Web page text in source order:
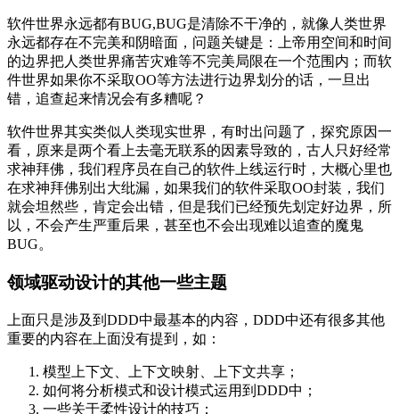
软件世界永远都有BUG,BUG是清除不干净的，就像人类世界
永远都存在不完美和阴暗面，问题关键是：上帝用空间和时间
的边界把人类世界痛苦灾难等不完美局限在一个范围内；而软
件世界如果你不采取OO等方法进行边界划分的话，一旦出
错，追查起来情况会有多糟呢？
软件世界其实类似人类现实世界，有时出问题了，探究原因一
看，原来是两个看上去毫无联系的因素导致的，古人只好经常
求神拜佛，我们程序员在自己的软件上线运行时，大概心里也
在求神拜佛别出大纰漏，如果我们的软件采取OO封装，我们
就会坦然些，肯定会出错，但是我们已经预先划定好边界，所
以，不会产生严重后果，甚至也不会出现难以追查的魔鬼
BUG。
领域驱动设计的其他一些主题
上面只是涉及到DDD中最基本的内容，DDD中还有很多其他
重要的内容在上面没有提到，如：
模型上下文、上下文映射、上下文共享；
如何将分析模式和设计模式运用到DDD中；
一些关于柔性设计的技巧；